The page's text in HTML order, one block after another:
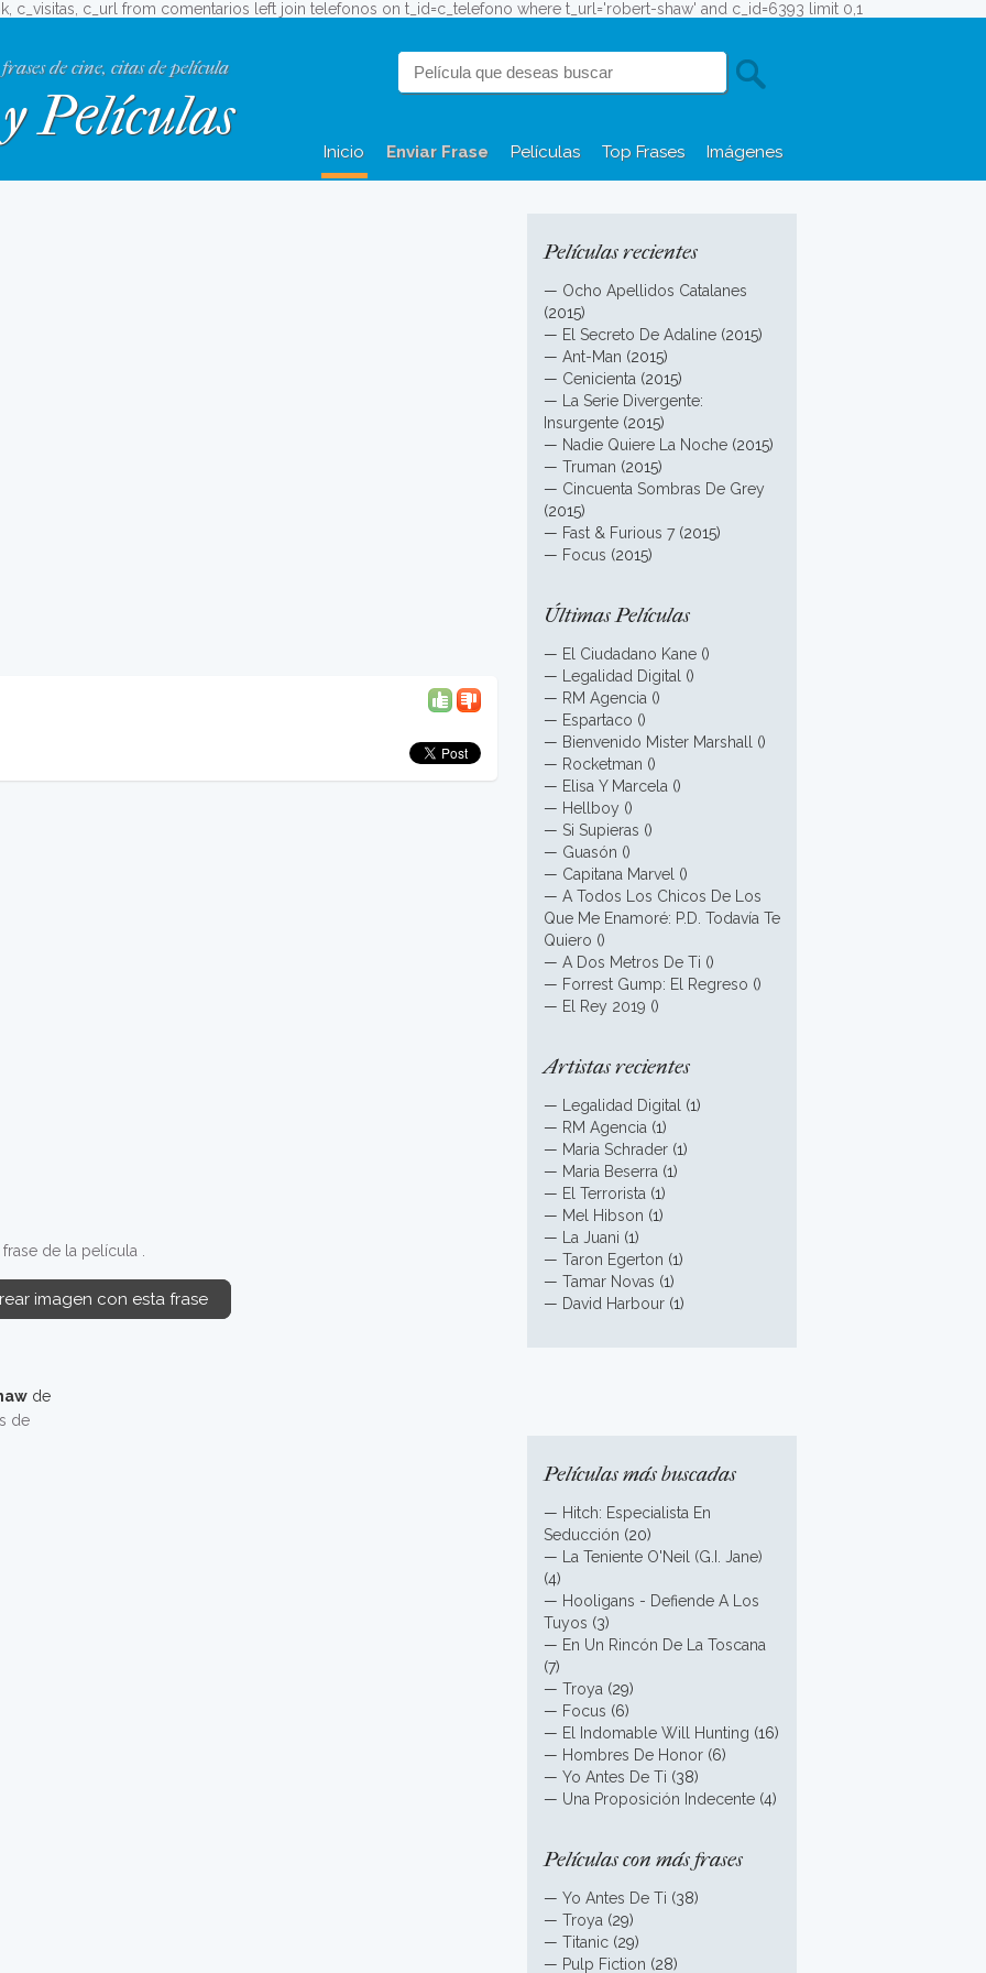
c_visitas, c_url from comentarios left join telefonos on t_id=c_telefono where t_url='robert-shaw' and c_id=6393 limit 0,1
de cine, citas de película
Películas
Inicio Enviar Frase Películas Top Frases Imágenes
de la película .
imagen con esta frase
de
de
Películas recientes
— Ocho Apellidos Catalanes
(2015)
— El Secreto De Adaline (2015)
— Ant-Man (2015)
— Cenicienta (2015)
—
La Serie Divergente:
Insurgente (2015)
— Nadie Quiere La Noche (2015)
— Truman (2015)
— Cincuenta Sombras De Grey
(2015)
— Fast & Furious 7 (2015)
— Focus (2015)
Últimas Películas
— El Ciudadano Kane ()
—
Legalidad Digital
()
— RM Agencia ()
— Espartaco ()
— Bienvenido Mister Marshall
()
— Rocketman ()
— Elisa Y Marcela ()
— Hellboy ()
— Si Supieras ()
— Guasón ()
— Capitana Marvel ()
— A Todos Los Chicos De Los
Que Me Enamoré: P.D. Todavía Te
Quiero ()
— A Dos Metros De Ti ()
— Forrest Gump: El Regreso ()
— El Rey 2019 ()
Artistas recientes
— Legalidad Digital
(1)
— RM Agencia (1)
— Maria Schrader (1)
— Maria Beserra (1)
— El Terrorista (1)
— Mel Hibson (1)
—
La Juani (1)
— Taron Egerton (1)
— Tamar Novas (1)
— David Harbour (1)
Películas más buscadas
— Hitch: Especialista En
Seducción (20)
—
La Teniente O'Neil (G.I. Jane)
(4)
— Hooligans - Defiende A Los
Tuyos (3)
— En Un Rincón De La Toscana
(7)
— Troya (29)
— Focus (6)
— El Indomable Will Hunting (16)
— Hombres De Honor (6)
— Yo Antes De Ti (38)
— Una Proposición Indecente (4)
Películas con más frases
— Yo Antes De Ti (38)
— Troya (29)
— Titanic (29)
— Pulp Fiction (28)